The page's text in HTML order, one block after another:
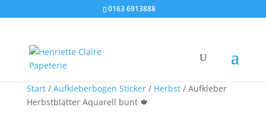
0163 6913888
Start/ Aufkleberbogen Sticker/ Herbst/ Aufkleber
Herbstblätter Aquarell bunt 🍁